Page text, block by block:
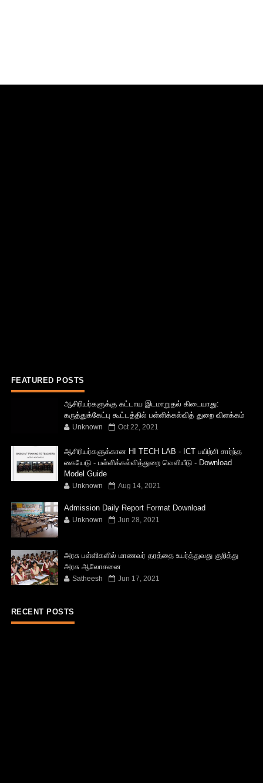
FEATURED POSTS
ஆசிரியர்களுக்கு கட்டாய இடமாறுதல் கிடையாது:
கருத்துக்கேட்பு கூட்டத்தில் பள்ளிக்கல்வித் துறை விளக்கம்
Unknown Oct 22, 2021
ஆசிரியர்களுக்கான HI TECH LAB - ICT பயிற்சி சார்ந்த
கையேடு - பள்ளிக்கல்வித்துறை வெளியீடு - Download
Model Guide
Unknown Aug 14, 2021
Admission Daily Report Format Download
Unknown Jun 28, 2021
அரசு பள்ளிகளில் மாணவர் தரத்தை உயர்த்துவது குறித்து
அரசு ஆலோசனை
Satheesh Jun 17, 2021
RECENT POSTS